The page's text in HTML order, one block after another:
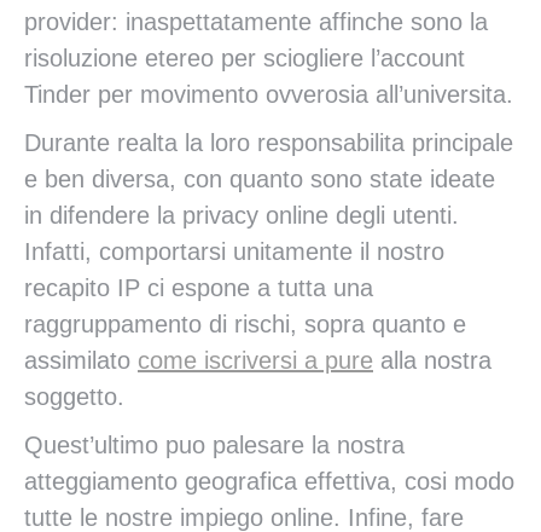
provider: inaspettatamente affinche sono la
risoluzione etereo per sciogliere l’account
Tinder per movimento ovverosia all’universita.
Durante realta la loro responsabilita principale
e ben diversa, con quanto sono state ideate
in difendere la privacy online degli utenti.
Infatti, comportarsi unitamente il nostro
recapito IP ci espone a tutta una
raggruppamento di rischi, sopra quanto e
assimilato come iscriversi a pure alla nostra
soggetto.
Quest’ultimo puo palesare la nostra
atteggiamento geografica effettiva, cosi modo
tutte le nostre impiego online. Infine, fare